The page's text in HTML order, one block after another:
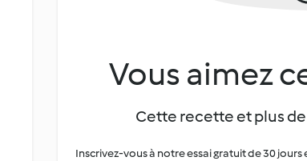
Vous aimez
Cette recette et plus
Inscrivez-vous à notre essai gratuit de 30